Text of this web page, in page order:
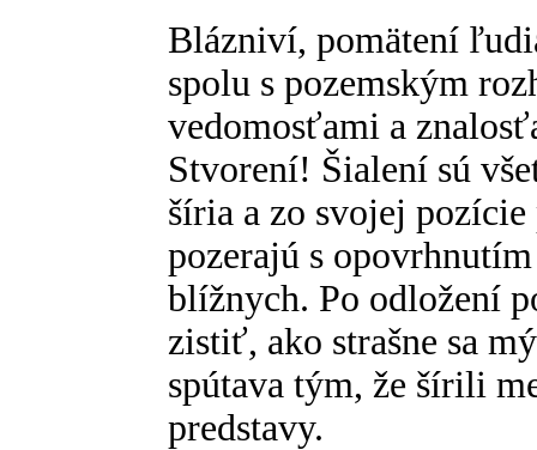
Blázniví, pomätení
spolu s pozemským
vedomosťami a
Stvorení! Šialení sú
šíria a zo svojej pozície
pozerajú s
blížnych. Po odložení
zistiť, ako strašne sa
spútava tým, že šírili
predstavy.